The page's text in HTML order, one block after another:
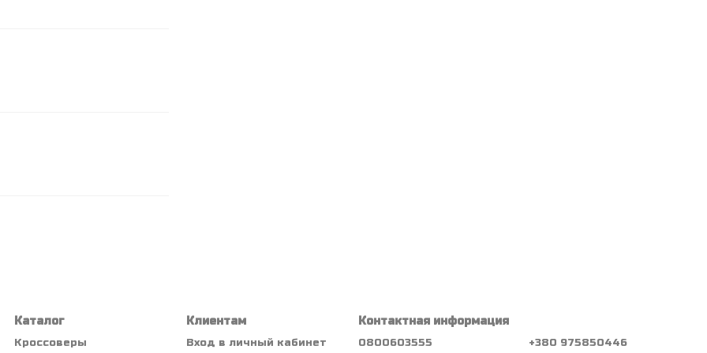
Каталог
Кроссоверы
Клиентам
Вход в личный кабинет
Контактная информация
0800603555 +380 975850446